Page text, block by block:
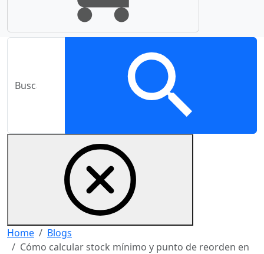
Home
Blogs
Cómo calcular stock mínimo y punto de reorden en